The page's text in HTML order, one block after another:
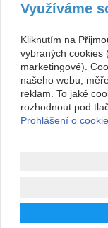
324/12657 39067
128456(misa, 13. 3.
km
Využíváme
Kliknutím na
vybraných cookies
marketingové).
našeho webu,
reklam. To jaké
rozhodnout pod
Prohlášení o